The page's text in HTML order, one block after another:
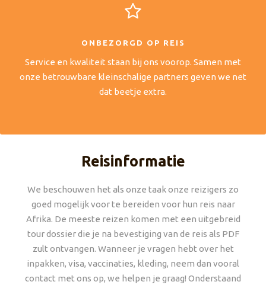
ONBEZORGD OP REIS
Service en kwaliteit staan bij ons voorop. Samen met
onze betrouwbare kleinschalige partners geven we net
dat beetje extra.
Reisinformatie
We beschouwen het als onze taak onze reizigers zo
goed mogelijk voor te bereiden voor hun reis naar
Afrika. De meeste reizen komen met een uitgebreid
tour dossier die je na bevestiging van de reis als PDF
zult ontvangen. Wanneer je vragen hebt over het
inpakken, visa, vaccinaties, kleding, neem dan vooral
contact met ons op, we helpen je graag! Onderstaand